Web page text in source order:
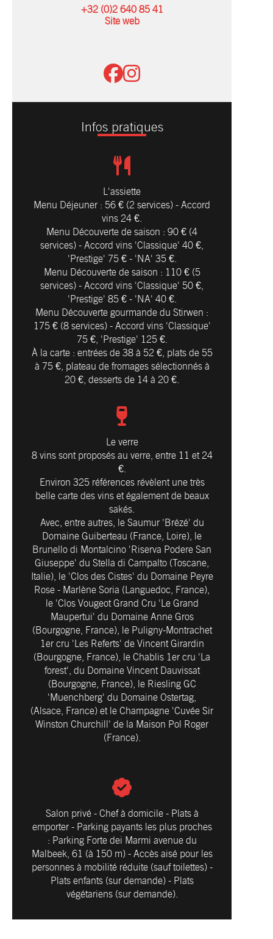
+32 (0)2 640 85 41
Site web
Infos pratiques
L'assiette
Menu Déjeuner : 56 € (2 services) - Accord
vins 24 €.
Menu Découverte de saison : 90 € (4
services) - Accord vins 'Classique' 40 €,
'Prestige' 75 € - 'NA' 35 €.
Menu Découverte de saison : 110 € (5
services) - Accord vins 'Classique' 50 €,
'Prestige' 85 € - 'NA' 40 €.
Menu Découverte gourmande du Stirwen :
175 € (8 services) - Accord vins 'Classique'
75 €, 'Prestige' 125 €.
À la carte : entrées de 38 à 52 €, plats de 55
à 75 €, plateau de fromages sélectionnés à
20 €, desserts de 14 à 20 €.
Le verre
8 vins sont proposés au verre, entre 11 et 24
€.
Environ 325 références révèlent une très
belle carte des vins et également de beaux
sakés.
Avec, entre autres, le Saumur 'Brézé' du
Domaine Guiberteau (France, Loire), le
Brunello di Montalcino 'Riserva Podere San
Giuseppe' du Stella di Campalto (Toscane,
Italie), le 'Clos des Cistes' du Domaine Peyre
Rose - Marlène Soria (Languedoc, France),
le 'Clos Vougeot Grand Cru 'Le Grand
Maupertui' du Domaine Anne Gros
(Bourgogne, France), le Puligny-Montrachet
1er cru 'Les Referts' de Vincent Girardin
(Bourgogne, France), le Chablis 1er cru 'La
forest', du Domaine Vincent Dauvissat
(Bourgogne, France), le Riesling GC
'Muenchberg' du Domaine Ostertag,
(Alsace, France) et le Champagne 'Cuvée Sir
Winston Churchill' de la Maison Pol Roger
(France).
Salon privé - Chef à domicile - Plats à
emporter - Parking payants les plus proches
: Parking Forte dei Marmi avenue du
Malbeek, 61 (à 150 m) - Accès aisé pour les
personnes à mobilité réduite (sauf toilettes) -
Plats enfants (sur demande) - Plats
végétariens (sur demande).